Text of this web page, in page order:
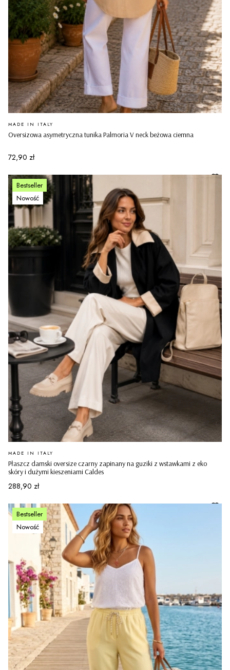
Oversizowa asymetryczna tunika Palmoria V neck beżowa ciemna
PRODUCENT
MADE IN ITALY
Cena
72,90 zł
Bestseller
Nowość
Płaszcz damski oversize czarny zapinany na guziki z wstawkami z eko
skóry i dużymi kieszeniami Caldes
PRODUCENT
MADE IN ITALY
Cena
288,90 zł
Bestseller
Nowość